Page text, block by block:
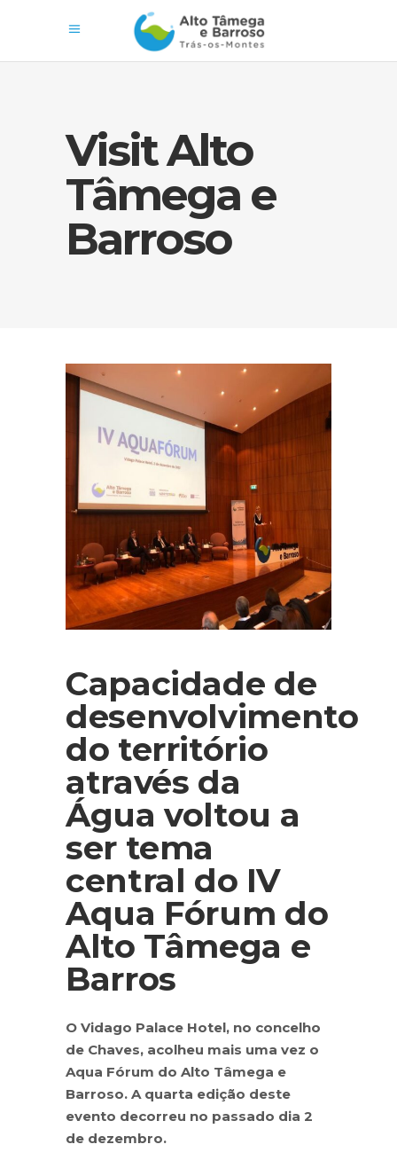
Visit Alto
Tâmega e
Barroso
Capacidade de
desenvolvimento
do território
através da
Água voltou a
ser tema
central do IV
Aqua Fórum do
Alto Tâmega e
Barros
O Vidago Palace Hotel, no concelho
de Chaves, acolheu mais uma vez o
Aqua Fórum do Alto Tâmega e
Barroso. A quarta edição deste
evento decorreu no passado dia 2
de dezembro.